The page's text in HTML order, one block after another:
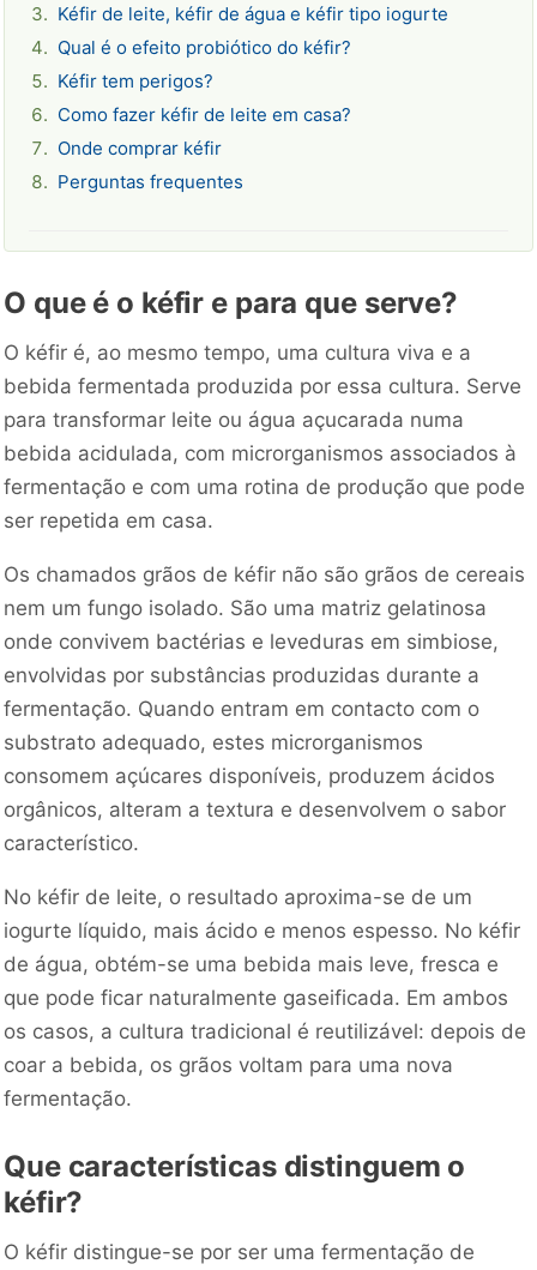
Kéfir de leite, kéfir de água e kéfir tipo iogurte
Qual é o efeito probiótico do kéfir?
Kéfir tem perigos?
Como fazer kéfir de leite em casa?
Onde comprar kéfir
Perguntas frequentes
O que é o kéfir e para que serve?
O kéfir é, ao mesmo tempo, uma cultura viva e a
bebida fermentada produzida por essa cultura. Serve
para transformar leite ou água açucarada numa
bebida acidulada, com microrganismos associados à
fermentação e com uma rotina de produção que pode
ser repetida em casa.
Os chamados grãos de kéfir não são grãos de cereais
nem um fungo isolado. São uma matriz gelatinosa
onde convivem bactérias e leveduras em simbiose,
envolvidas por substâncias produzidas durante a
fermentação. Quando entram em contacto com o
substrato adequado, estes microrganismos
consomem açúcares disponíveis, produzem ácidos
orgânicos, alteram a textura e desenvolvem o sabor
característico.
No kéfir de leite, o resultado aproxima-se de um
iogurte líquido, mais ácido e menos espesso. No kéfir
de água, obtém-se uma bebida mais leve, fresca e
que pode ficar naturalmente gaseificada. Em ambos
os casos, a cultura tradicional é reutilizável: depois de
coar a bebida, os grãos voltam para uma nova
fermentação.
Que características distinguem o
kéfir?
O kéfir distingue-se por ser uma fermentação de